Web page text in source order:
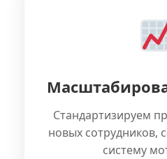
Стандартизируем
новых сотрудников,
систему